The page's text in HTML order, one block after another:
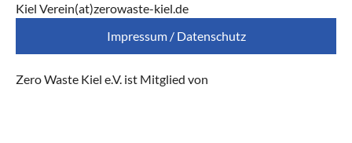
Kiel Verein(at)zerowaste-kiel.de
Impressum / Datenschutz
Zero Waste Kiel e.V. ist Mitglied von